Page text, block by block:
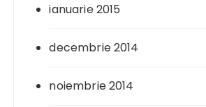
ianuarie 2015
decembrie 2014
noiembrie 2014